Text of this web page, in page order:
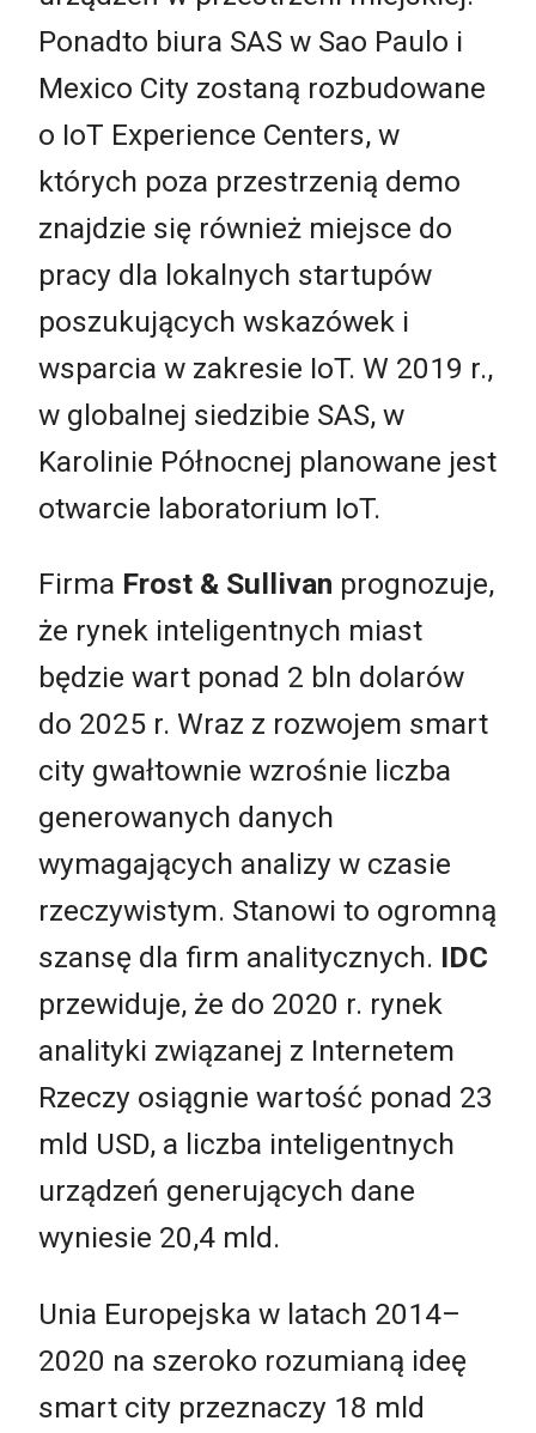
Ponadto biura SAS w Sao Paulo i
Mexico City zostaną rozbudowane
o IoT Experience Centers, w
których poza przestrzenią demo
znajdzie się również miejsce do
pracy dla lokalnych startupów
poszukujących wskazówek i
wsparcia w zakresie IoT. W 2019 r.,
w globalnej siedzibie SAS, w
Karolinie Północnej planowane jest
otwarcie laboratorium IoT.
Firma Frost & Sullivan prognozuje,
że rynek inteligentnych miast
będzie wart ponad 2 bln dolarów
do 2025 r. Wraz z rozwojem smart
city gwałtownie wzrośnie liczba
generowanych danych
wymagających analizy w czasie
rzeczywistym. Stanowi to ogromną
szansę dla firm analitycznych. IDC
przewiduje, że do 2020 r. rynek
analityki związanej z Internetem
Rzeczy osiągnie wartość ponad 23
mld USD, a liczba inteligentnych
urządzeń generujących dane
wyniesie 20,4 mld.
Unia Europejska w latach 2014–
2020 na szeroko rozumianą ideę
smart city przeznaczy 18 mld